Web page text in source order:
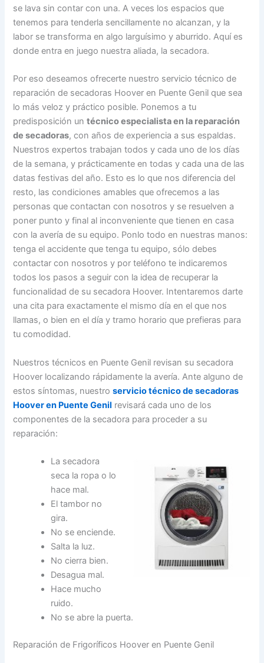
se lava sin contar con una. A veces los espacios que
tenemos para tenderla sencillamente no alcanzan, y la
labor se transforma en algo larguísimo y aburrido. Aquí es
donde entra en juego nuestra aliada, la secadora.
Por eso deseamos ofrecerte nuestro servicio técnico de
reparación de secadoras Hoover en Puente Genil que sea
lo más veloz y práctico posible. Ponemos a tu
predisposición untécnico especialista en la reparación
de secadoras, con años de experiencia a sus espaldas.
Nuestros expertos trabajan todos y cada uno de los días
de la semana, y prácticamente en todas y cada una de las
datas festivas del año. Esto es lo que nos diferencia del
resto, las condiciones amables que ofrecemos a las
personas que contactan con nosotros y se resuelven a
poner punto y final al inconveniente que tienen en casa
con la avería de su equipo. Ponlo todo en nuestras manos:
tenga el accidente que tenga tu equipo, sólo debes
contactar con nosotros y por teléfono te indicaremos
todos los pasos a seguir con la idea de recuperar la
funcionalidad de su secadora Hoover. Intentaremos darte
una cita para exactamente el mismo día en el que nos
llamas, o bien en el día y tramo horario que prefieras para
tu comodidad.
Nuestros técnicos en Puente Genil revisan su secadora
Hoover localizando rápidamente la avería. Ante alguno de
estos síntomas, nuestroservicio técnico de secadoras
Hoover en Puente Genil revisará cada uno de los
componentes de la secadora para proceder a su
reparación:
La secadora
seca la ropa o lo
hace mal.
El tambor no
gira.
No se enciende.
Salta la luz.
No cierra bien.
Desagua mal.
Hace mucho
ruido.
No se abre la puerta.
Reparación de Frigoríficos Hoover en Puente Genil